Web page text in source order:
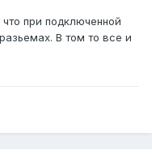
при подключенной
В том то все и